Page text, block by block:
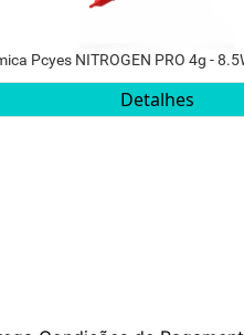
Pcyes NITROGEN PRO 4g -
Detalhes